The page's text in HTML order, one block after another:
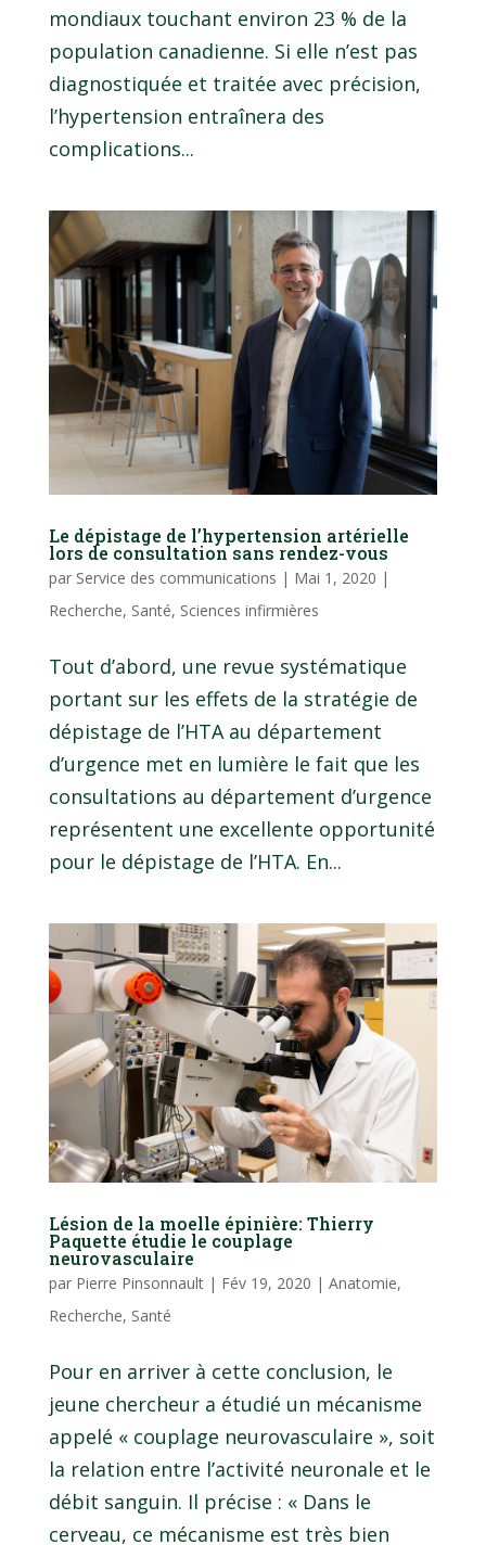
mondiaux touchant environ 23 % de la
population canadienne. Si elle n’est pas
diagnostiquée et traitée avec précision,
l’hypertension entraînera des
complications...
Le dépistage de l’hypertension artérielle
lors de consultation sans rendez-vous
par Service des communications | Mai 1, 2020 |
Recherche, Santé, Sciences infirmières
Tout d’abord, une revue systématique
portant sur les effets de la stratégie de
dépistage de l’HTA au département
d’urgence met en lumière le fait que les
consultations au département d’urgence
représentent une excellente opportunité
pour le dépistage de l’HTA. En...
Lésion de la moelle épinière: Thierry
Paquette étudie le couplage
neurovasculaire
par Pierre Pinsonnault| Fév 19, 2020 | Anatomie,
Recherche, Santé
Pour en arriver à cette conclusion, le
jeune chercheur a étudié un mécanisme
appelé « couplage neurovasculaire », soit
la relation entre l’activité neuronale et le
débit sanguin. Il précise : « Dans le
cerveau, ce mécanisme est très bien